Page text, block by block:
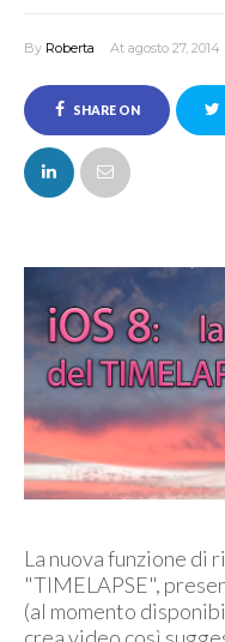
By Roberta At agosto 27, 2014
SHARE ON
FACEBOOK
La nuova funzione di
"TIMELAPSE",
(al momento